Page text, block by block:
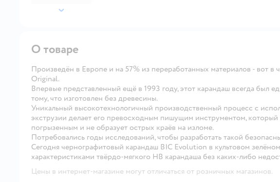
далее
О товаре
Произведён в Европе и на 57% из переработанных материалов - вот в
Original.
Впервые представленный ещё в 1993 году, этот карандаш всегда был
тому, что изготовлен без древесины.
Уникальный высокотехнологичный производственный процесс с
экструзии делает его превосходным пишущим инструментом, который
погрызенным и не образует острых краёв на изломе.
Потребовались годы исследований, чтобы разработать такой
Сегодня чернографитовый карандаш BIC Evolution в культовом
характеристиками твёрдо-мягкого HB карандаша без каких-либо
Цены в интернет-магазине могут отличаться от розничных магазинов.